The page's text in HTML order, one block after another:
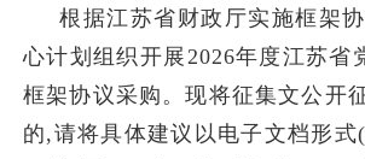
根据江苏省财政厅实施框架
心计划组织开展2026年度江苏
框架协议采购。现将征集文公开
的,请将具体建议以电子文档形